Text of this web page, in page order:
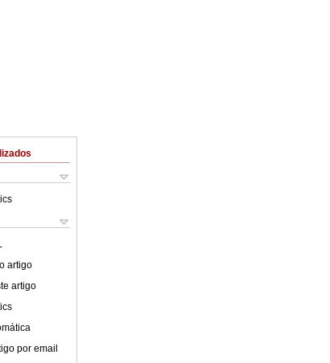
artigo
artigo
por email